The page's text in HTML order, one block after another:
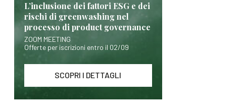
L’inclusione dei fattori ESG e dei
rischi di greenwashing nel
processo di product governance
ZOOM MEETING
Offerte per iscrizioni entro il 02/09
SCOPRI I DETTAGLI